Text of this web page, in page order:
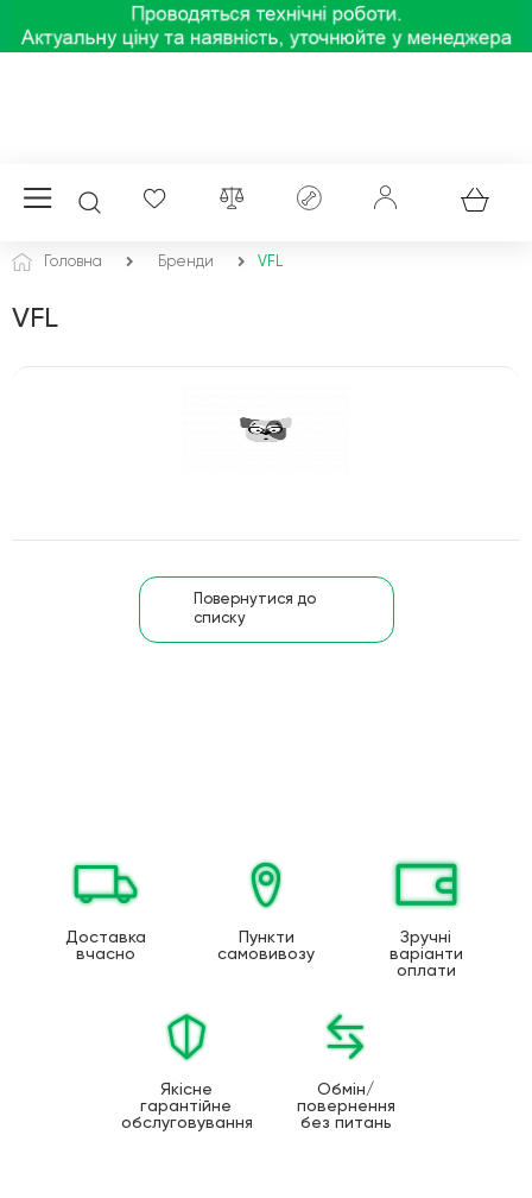
Головна Бренди VFL
VFL
Повернутися до
списку
Доставка
вчасно
Пункти
самовивозу
Зручні
варіанти
оплати
Якісне
гарантійне
обслуговування
Обмін/
повернення
без питань